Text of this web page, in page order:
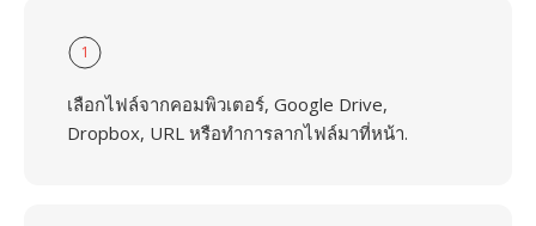
1
เลือกไฟล์จากคอมพิวเตอร์, Google Drive,
Dropbox, URL หรือทำการลากไฟล์มาที่หน้า.